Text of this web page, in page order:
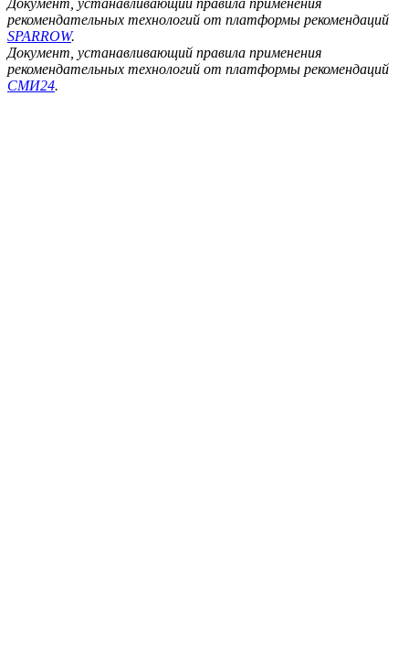
рекомендательных технологий от платформы рекомендаций
SPARROW.
Документ, устанавливающий правила применения
рекомендательных технологий от платформы рекомендаций
СМИ24.